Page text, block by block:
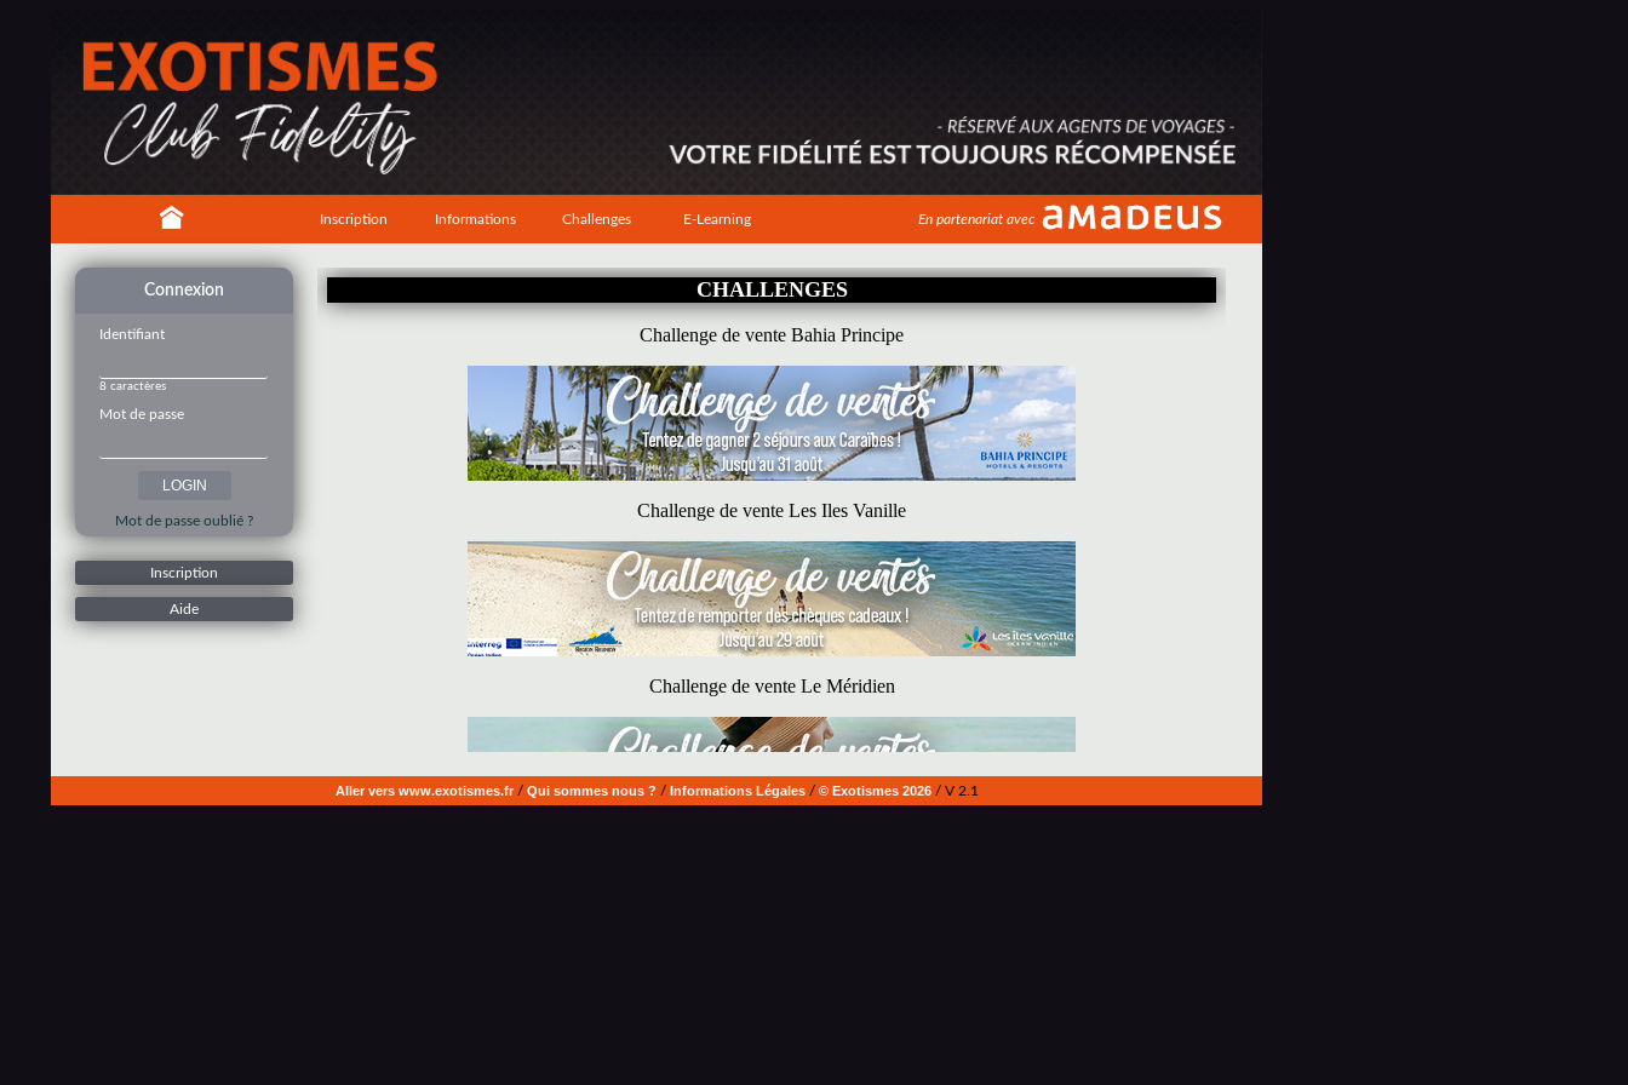
Inscription Informations Challenges E-Learning En partenariat avec
Connexion
Identifiant
8 caractères
Mot de passe
Mot de passe oublié ?
Inscription
Aide
Aller vers www.exotismes.fr/ Qui sommes nous ? / Informations Légales/ © Exotismes 2026/ V 2.1